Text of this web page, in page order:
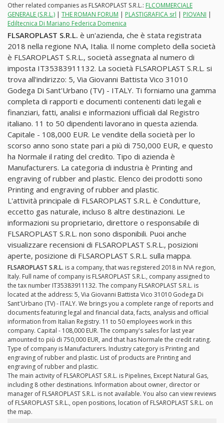
Other related companies as FLSAROPLAST S.R.L.: FLCOMMERCIALE
GENERALE (S.R.L.) | THE ROMAN FORUM | PLASTIGRAFICA srl | PIOVANI |
Ediltecnica Di Mariano Federica Domenica
FLSAROPLAST S.R.L. è un'azienda, che è stata registrata
2018 nella regione N\A, Italia. Il nome completo della società
è FLSAROPLAST S.R.L., società assegnata al numero di
imposta IT35383911132. La società FLSAROPLAST S.R.L. si
trova all'indirizzo: 5, Via Giovanni Battista Vico 31010
Godega Di Sant'Urbano (TV) - ITALY. Ti forniamo una gamma
completa di rapporti e documenti contenenti dati legali e
finanziari, fatti, analisi e informazioni ufficiali dal Registro
italiano. 11 to 50 dipendenti lavorano in questa azienda.
Capitale - 108,000 EUR. Le vendite della società per lo
scorso anno sono state pari a più di 750,000 EUR, e questo
ha Normale il rating del credito. Tipo di azienda è
Manufacturers. La categoria di industria è Printing and
engraving of rubber and plastic. Elenco dei prodotti sono
Printing and engraving of rubber and plastic.
L'attività principale di FLSAROPLAST S.R.L. è Condutture,
eccetto gas naturale, incluso 8 altre destinazioni. Le
informazioni su proprietario, direttore o responsabile di
FLSAROPLAST S.R.L. non sono disponibili. Puoi anche
visualizzare recensioni di FLSAROPLAST S.R.L., posizioni
aperte, posizione di FLSAROPLAST S.R.L. sulla mappa.
FLSAROPLAST S.R.L. is a company, that was registered 2018 in N\A region,
Italy. Full name of company is FLSAROPLAST S.R.L., company assigned to
the tax number IT35383911132. The company FLSAROPLAST S.R.L. is
located at the address: 5, Via Giovanni Battista Vico 31010 Godega Di
Sant'Urbano (TV) - ITALY. We brings you a complete range of reports and
documents featuring legal and financial data, facts, analysis and official
information from Italian Registry. 11 to 50 employees work in this
company. Capital - 108,000 EUR. The company's sales for last year
amounted to più di 750,000 EUR, and that has Normale the credit rating.
Type of company is Manufacturers. Industry category is Printing and
engraving of rubber and plastic. List of products are Printing and
engraving of rubber and plastic.
The main activity of FLSAROPLAST S.R.L. is Pipelines, Except Natural Gas,
including 8 other destinations. Information about owner, director or
manager of FLSAROPLAST S.R.L. is not available. You also can view reviews
of FLSAROPLAST S.R.L., open positions, location of FLSAROPLAST S.R.L. on
the map.